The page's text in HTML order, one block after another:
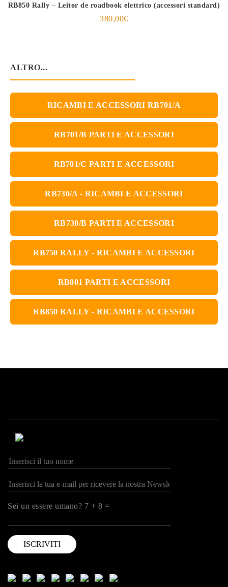
RB850 Rally – Leitor de roadbook elettrico (accessori standard)
380,00€
ALTRO...
RICAMBI E ACCESSORI RB701/A
RB701/B PARTI E ACCESSORI
RB701/C PARTI E ACCESSORI
RB730/A - RICAMBI E ACCESSORI
RB730/B PARTI E ACCESSORI
RB750 RALLY - RICAMBI E ACCESSORI
RB801 PARTI E ACCESSORI
RB850 RALLY - RICAMBI E ACCESSORI
Sei un essere umano? 7 + 8 =